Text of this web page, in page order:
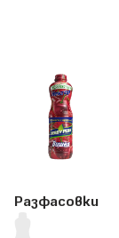
Разфасовки